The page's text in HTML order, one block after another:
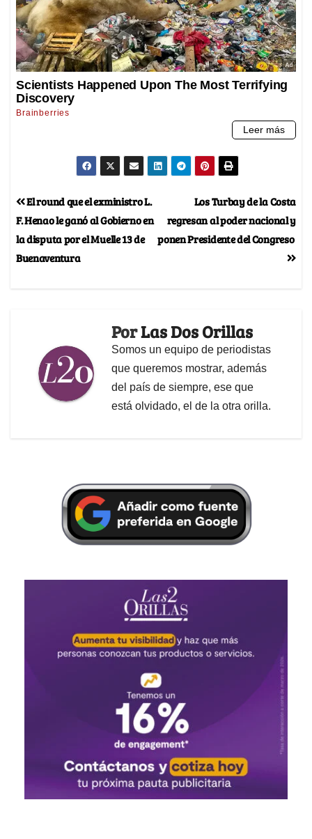
Los Turbay de la Costa
regresan al poder nacional y
ponen Presidente del Congreso
El round que el exministro L.
F. Henao le ganó al Gobierno en
la disputa por el Muelle 13 de
Buenaventura
PorLas Dos Orillas
Somos un equipo de periodistas
que queremos mostrar, además
del país de siempre, ese que
está olvidado, el de la otra orilla.